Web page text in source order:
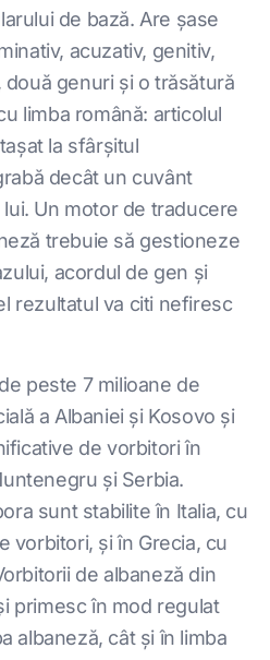
de bază. Are șase
acuzativ, genitiv,
două genuri și o trăsătură
limba română: articolul
la sfârșitul
decât un cuvânt
Un motor de traducere
trebuie să gestioneze
acordul de gen și
rezultatul va citi nefiresc
peste 7 milioane de
a Albaniei și Kosovo și
de vorbitori în
și Serbia.
sunt stabilite în Italia, cu
vorbitori, și în Grecia, cu
de albaneză din
primesc în mod regulat
albaneză, cât și în limba